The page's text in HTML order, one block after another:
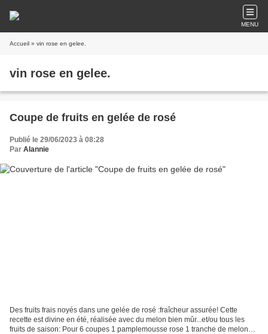
MENU
Accueil » vin rose en gelee.
vin rose en gelee.
Coupe de fruits en gelée de rosé
Publié le 29/06/2023 à 08:28
Par Alannie
Des fruits frais noyés dans une gelée de rosé :fraîcheur assurée! Cette
recette est divine en été, réalisée avec du melon bien mûr...et/ou tous les
fruits de saison: Pour 6 coupes 1 pamplemousse rose 1 tranche de melon